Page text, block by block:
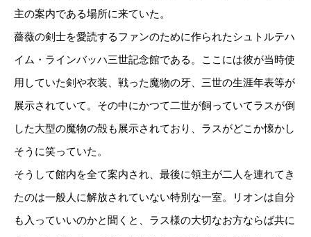
主の案内である場所に来ていた。
薔薇の剣士を愛読するファンのために作られたシュトルテハ
イム・ラインバッハ三世記念館である。ここには彼が当時使
用していた剣や衣装、戦った魔物の牙、三世の生涯年表等が
展示されていて。その中にかつて二世が飼っていてラスが倒
した大型の魔物の殻も展示されており、ラスがどこか懐かし
そうに笑っていた。
そうして館内を全て案内され、最後に領主が二人を連れてき
たのは一般人に解放されていない特別な一室。リオンは自分
も入っていいのかと聞くと、ラス様の大切なお方ならば共に